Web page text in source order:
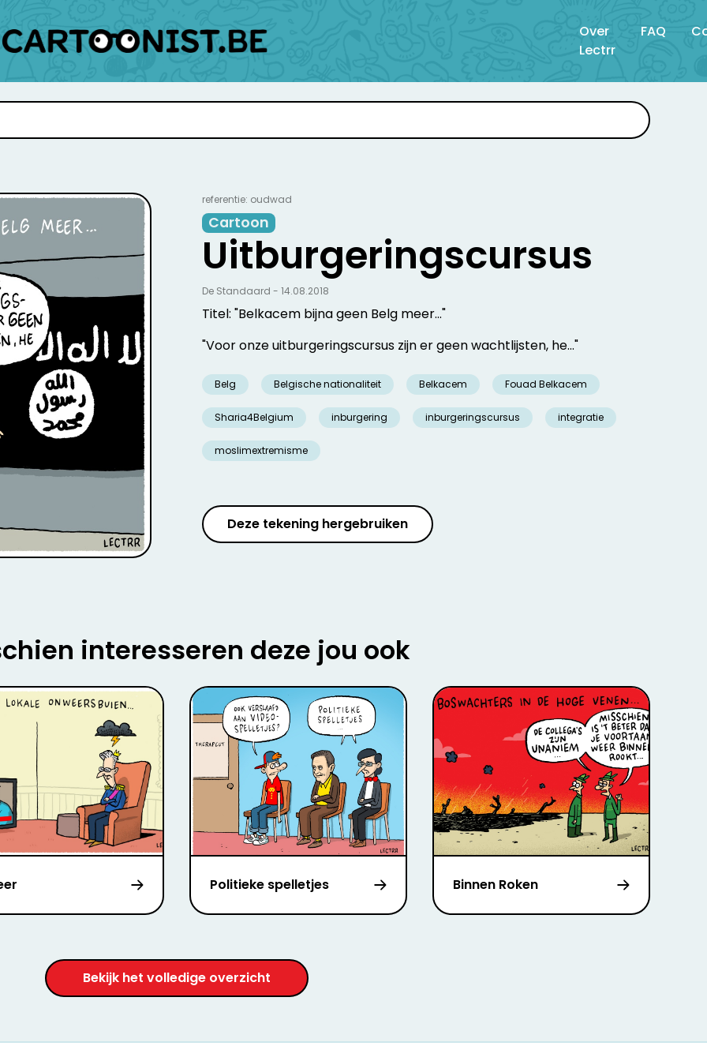
Over
Lectrr
FAQ
referentie: oudwad
Cartoon
Uitburgeringscursus
Titel: "Belkacem bijna geen Belg meer..."
"Voor onze uitburgeringscursus zijn er geen wachtlijsten, he..."
Belg Belgische nationaliteit Belkacem Fouad Belkacem
Sharia4Belgium inburgering inburgeringscursus integratie
moslimextremisme
De Standaard - 14.08.2018
Deze tekening hergebruiken
interesseren deze jou ook
Politieke spelletjes Binnen Roken
Bekijk het volledige overzicht